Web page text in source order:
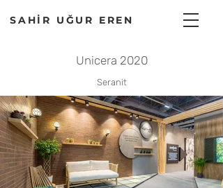
SAHİR UĞUR EREN
Unicera 2020
Seranit